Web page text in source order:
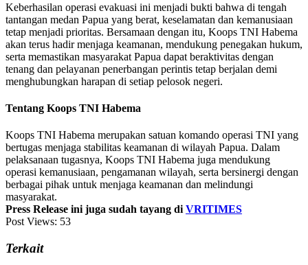
Keberhasilan operasi evakuasi ini menjadi bukti bahwa di tengah
tantangan medan Papua yang berat, keselamatan dan kemanusiaan
tetap menjadi prioritas. Bersamaan dengan itu, Koops TNI Habema
akan terus hadir menjaga keamanan, mendukung penegakan hukum,
serta memastikan masyarakat Papua dapat beraktivitas dengan
tenang dan pelayanan penerbangan perintis tetap berjalan demi
menghubungkan harapan di setiap pelosok negeri.
Tentang Koops TNI Habema
Koops TNI Habema merupakan satuan komando operasi TNI yang
bertugas menjaga stabilitas keamanan di wilayah Papua. Dalam
pelaksanaan tugasnya, Koops TNI Habema juga mendukung
operasi kemanusiaan, pengamanan wilayah, serta bersinergi dengan
berbagai pihak untuk menjaga keamanan dan melindungi
masyarakat.
Press Release ini juga sudah tayang di VRITIMES
Post Views: 53
Terkait